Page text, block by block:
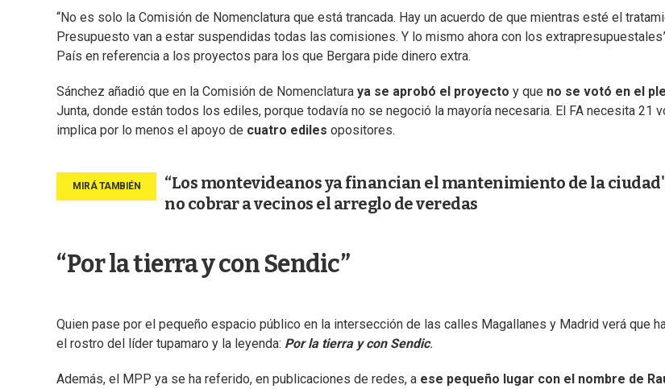
“No es solo la Comisión de Nomenclatura que está trancada. Hay un acuerdo de que mientras esté el
Presupuesto van a estar suspendidas todas las comisiones. Y lo mismo ahora con los
País en referencia a los proyectos para los que Bergara pide dinero extra.
Sánchez añadió que en la Comisión de Nomenclatura ya se aprobó el proyecto y que no se votó en el
Junta, donde están todos los ediles, porque todavía no se negoció la mayoría necesaria. El FA necesita 21
implica por lo menos el apoyo de cuatro ediles opositores.
“Los montevideanos ya financian el mantenimiento de la
no cobrar a vecinos el arreglo de veredas
“Por la tierra y con Sendic”
Quien pase por el pequeño espacio público en la intersección de las calles Magallanes y Madrid verá que
el rostro del líder tupamaro y la leyenda: Por la tierra y con Sendic.
Además, el MPP ya se ha referido, en publicaciones de redes, a ese pequeño lugar con el nombre de